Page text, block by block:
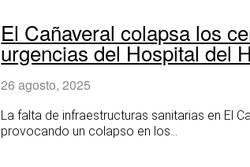
El Cañaveral colapsa los
urgencias del Hospital del
26 agosto, 2025
La falta de infraestructuras sanitarias en El
provocando un colapso en los...